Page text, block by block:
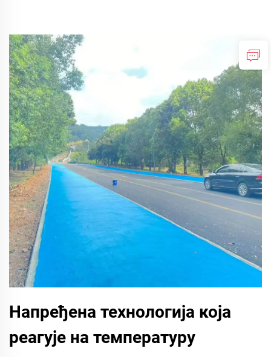
Напређена технологија која
реагује на температуру